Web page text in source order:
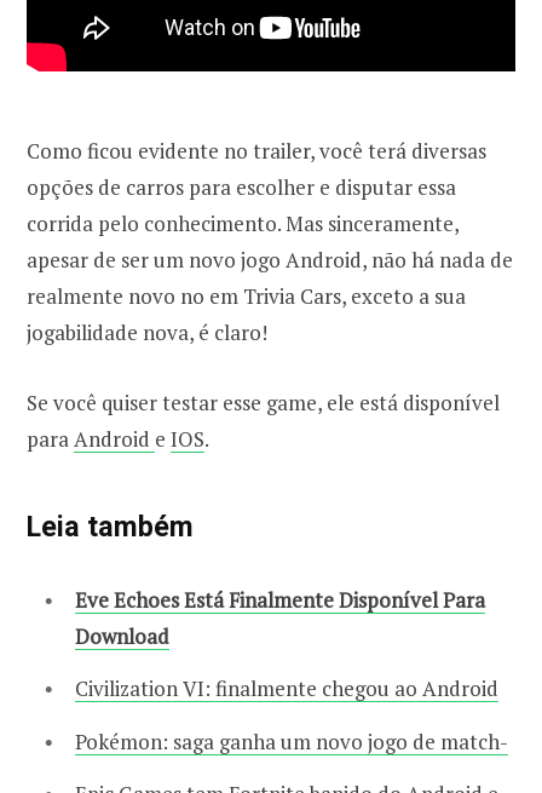
Como ficou evidente no trailer, você terá diversas
opções de carros para escolher e disputar essa
corrida pelo conhecimento. Mas sinceramente,
apesar de ser um novo jogo Android, não há nada de
realmente novo no em Trivia Cars, exceto a sua
jogabilidade nova, é claro!
Se você quiser testar esse game, ele está disponível
para Android e IOS.
Leia também
Eve Echoes Está Finalmente Disponível Para
Download
Civilization VI: finalmente chegou ao Android
Pokémon: saga ganha um novo jogo de match-